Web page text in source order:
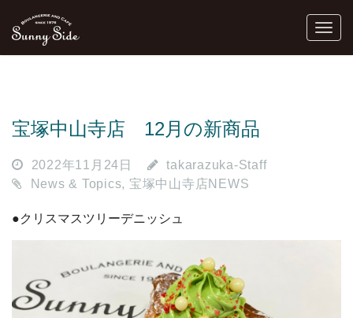
宝塚中山寺店 12月の新商品
2022年11月24日
takarazuka-Staff
News & Topics, 宝塚中山寺店NEWS
●クリスマスツリーデニッシュ